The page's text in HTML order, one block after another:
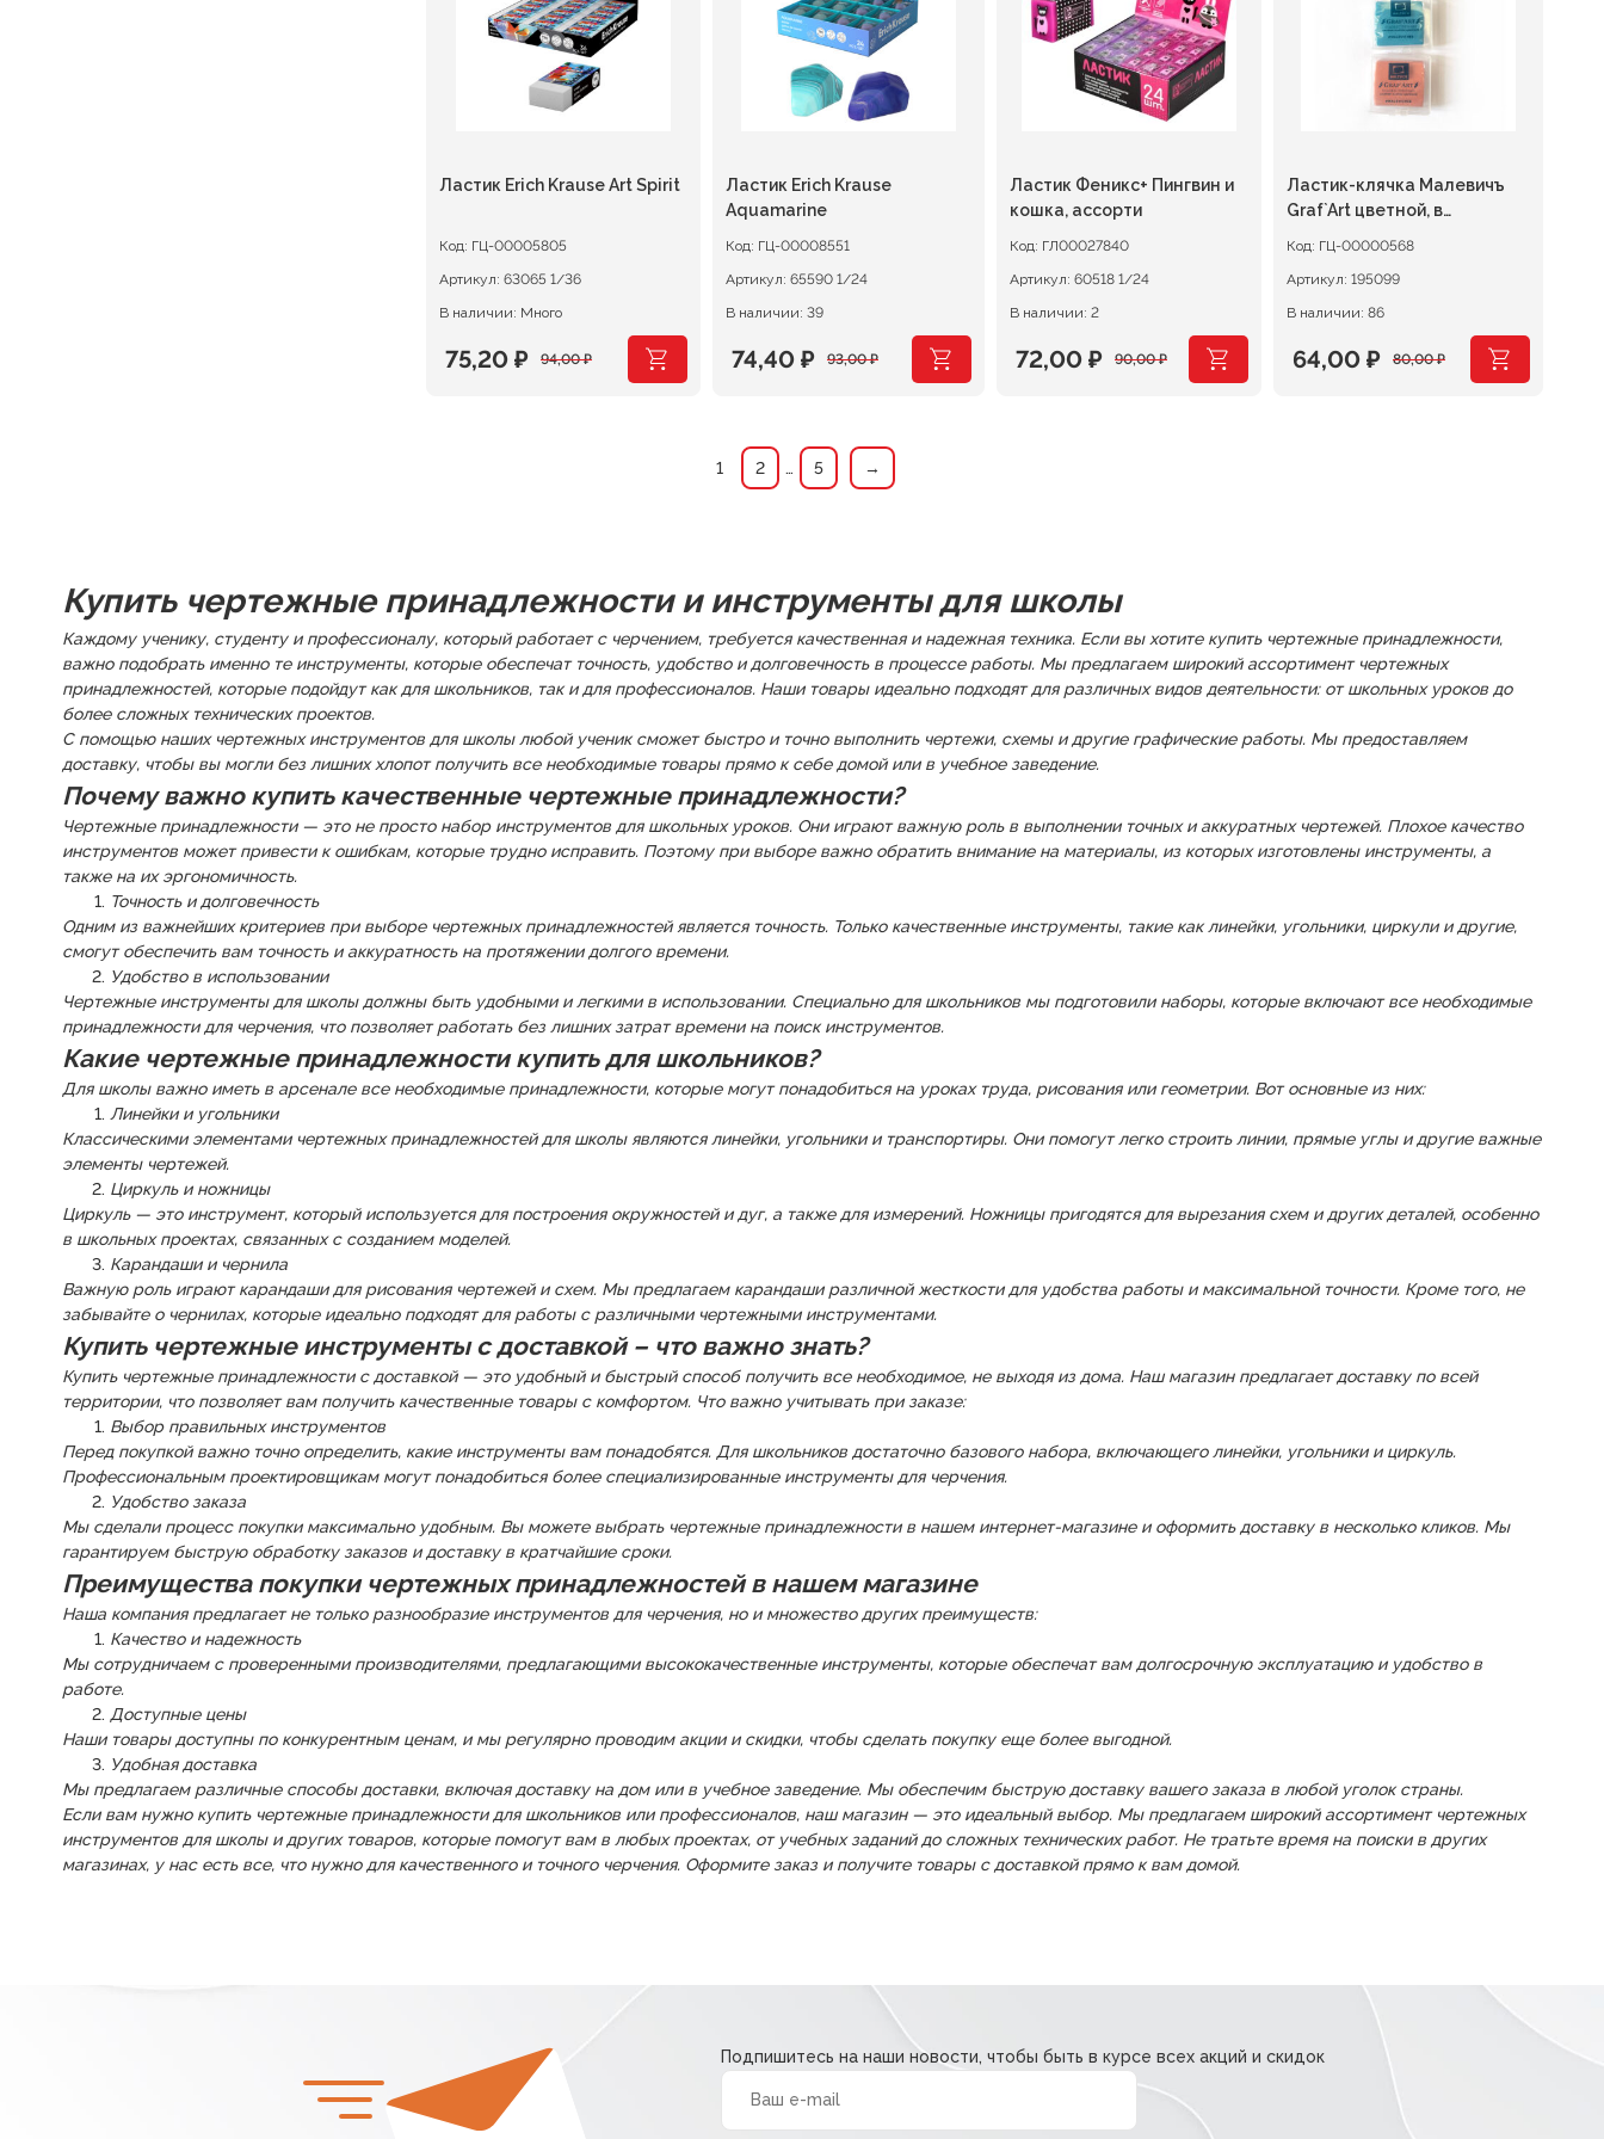
Ластик Erich Krause Art Spirit
Код: ГЦ-00005805
Артикул:
63065 1/36
В наличии: Много
94,00₽
Первоначальная
75,20 ₽
Текущая
Ластик Erich Krause
Aquamarine
Код: ГЦ-00008551
Артикул:
65590 1/24
В наличии: 39
93,00₽
Первоначальная
составляла
93,00 ₽.
74,40 ₽
Текущая
74,40 ₽.
Ластик Феникс+ Пингвин и
кошка, ассорти
Код: ГЛ00027840
Артикул:
60518 1/24
В наличии: 2
90,00₽
Первоначальная
72,00 ₽
Текущая
Ластик-клячка Малевичъ
Graf`Art цветной, в
Код: ГЦ-00000568
Артикул: 195099
В наличии: 86
80,00₽
Первоначальная
64,00 ₽
Текущая
1 2 … 5 →
Купить чертежные принадлежности и инструменты для школы
Каждому ученику, студенту и профессионалу, который работает с черчением, требуется качественная и надежная техника. Если вы хотите купить чертежные принадлежности,
важно подобрать именно те инструменты, которые обеспечат точность, удобство и долговечность в процессе работы. Мы предлагаем широкий ассортимент чертежных
принадлежностей, которые подойдут как для школьников, так и для профессионалов. Наши товары идеально подходят для различных видов деятельности: от школьных уроков до
более сложных технических проектов.
С помощью наших чертежных инструментов для школы любой ученик сможет быстро и точно выполнить чертежи, схемы и другие графические работы. Мы предоставляем
доставку, чтобы вы могли без лишних хлопот получить все необходимые товары прямо к себе домой или в учебное заведение.
Почему важно купить качественные чертежные принадлежности?
Чертежные принадлежности — это не просто набор инструментов для школьных уроков. Они играют важную роль в выполнении точных и аккуратных чертежей. Плохое качество
инструментов может привести к ошибкам, которые трудно исправить. Поэтому при выборе важно обратить внимание на материалы, из которых изготовлены инструменты, а
также на их эргономичность.
Точность и долговечность
Одним из важнейших критериев при выборе чертежных принадлежностей является точность. Только качественные инструменты, такие как линейки, угольники, циркули и другие,
смогут обеспечить вам точность и аккуратность на протяжении долгого времени.
Удобство в использовании
Чертежные инструменты для школы должны быть удобными и легкими в использовании. Специально для школьников мы подготовили наборы, которые включают все необходимые
принадлежности для черчения, что позволяет работать без лишних затрат времени на поиск инструментов.
Какие чертежные принадлежности купить для школьников?
Для школы важно иметь в арсенале все необходимые принадлежности, которые могут понадобиться на уроках труда, рисования или геометрии. Вот основные из них:
Линейки и угольники
Классическими элементами чертежных принадлежностей для школы являются линейки, угольники и транспортиры. Они помогут легко строить линии, прямые углы и другие важные
элементы чертежей.
Циркуль и ножницы
Циркуль — это инструмент, который используется для построения окружностей и дуг, а также для измерений. Ножницы пригодятся для вырезания схем и других деталей, особенно
в школьных проектах, связанных с созданием моделей.
Карандаши и чернила
Важную роль играют карандаши для рисования чертежей и схем. Мы предлагаем карандаши различной жесткости для удобства работы и максимальной точности. Кроме того, не
забывайте о чернилах, которые идеально подходят для работы с различными чертежными инструментами.
Купить чертежные инструменты с доставкой – что важно знать?
Купить чертежные принадлежности с доставкой — это удобный и быстрый способ получить все необходимое, не выходя из дома. Наш магазин предлагает доставку по всей
территории, что позволяет вам получить качественные товары с комфортом. Что важно учитывать при заказе:
Выбор правильных инструментов
Перед покупкой важно точно определить, какие инструменты вам понадобятся. Для школьников достаточно базового набора, включающего линейки, угольники и циркуль.
Профессиональным проектировщикам могут понадобиться более специализированные инструменты для черчения.
Удобство заказа
Мы сделали процесс покупки максимально удобным. Вы можете выбрать чертежные принадлежности в нашем интернет-магазине и оформить доставку в несколько кликов. Мы
гарантируем быструю обработку заказов и доставку в кратчайшие сроки.
Преимущества покупки чертежных принадлежностей в нашем магазине
Наша компания предлагает не только разнообразие инструментов для черчения, но и множество других преимуществ:
Качество и надежность
Мы сотрудничаем с проверенными производителями, предлагающими высококачественные инструменты, которые обеспечат вам долгосрочную эксплуатацию и удобство в
работе.
Доступные цены
Наши товары доступны по конкурентным ценам, и мы регулярно проводим акции и скидки, чтобы сделать покупку еще более выгодной.
Удобная доставка
Мы предлагаем различные способы доставки, включая доставку на дом или в учебное заведение. Мы обеспечим быструю доставку вашего заказа в любой уголок страны.
Если вам нужно купить чертежные принадлежности для школьников или профессионалов, наш магазин — это идеальный выбор. Мы предлагаем широкий ассортимент чертежных
инструментов для школы и других товаров, которые помогут вам в любых проектах, от учебных заданий до сложных технических работ. Не тратьте время на поиски в других
магазинах, у нас есть все, что нужно для качественного и точного черчения. Оформите заказ и получите товары с доставкой прямо к вам домой.
Подпишитесь на наши новости, чтобы быть в курсе всех акций и скидок